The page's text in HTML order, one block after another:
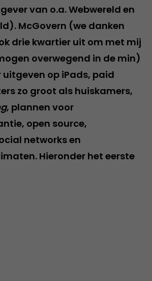
van o.a. Webwereld en
McGovern (we danken
drie kwartier uit om met mij
overwegend in de min)
op iPads, paid
zo groot als huiskamers,
, plannen voor
open source,
networks en
Hieronder het eerste